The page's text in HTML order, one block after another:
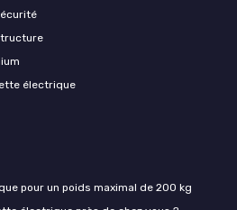
électrique
pour un poids maximal de 200 kg